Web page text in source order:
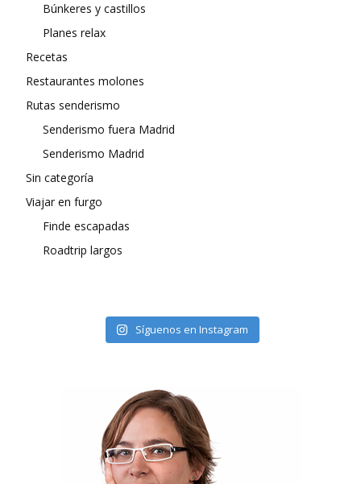
Búnkeres y castillos
Planes relax
Recetas
Restaurantes molones
Rutas senderismo
Senderismo fuera Madrid
Senderismo Madrid
Sin categoría
Viajar en furgo
Finde escapadas
Roadtrip largos
Síguenos en Instagram